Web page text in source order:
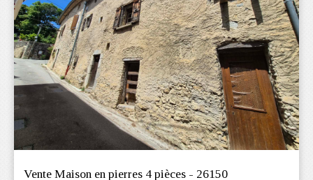
Vente Maison en pierres 4 pièces - 26150